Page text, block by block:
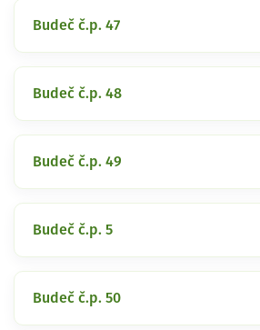
Budeč č.p. 47
Budeč č.p. 48
Budeč č.p. 49
Budeč č.p. 5
Budeč č.p. 50